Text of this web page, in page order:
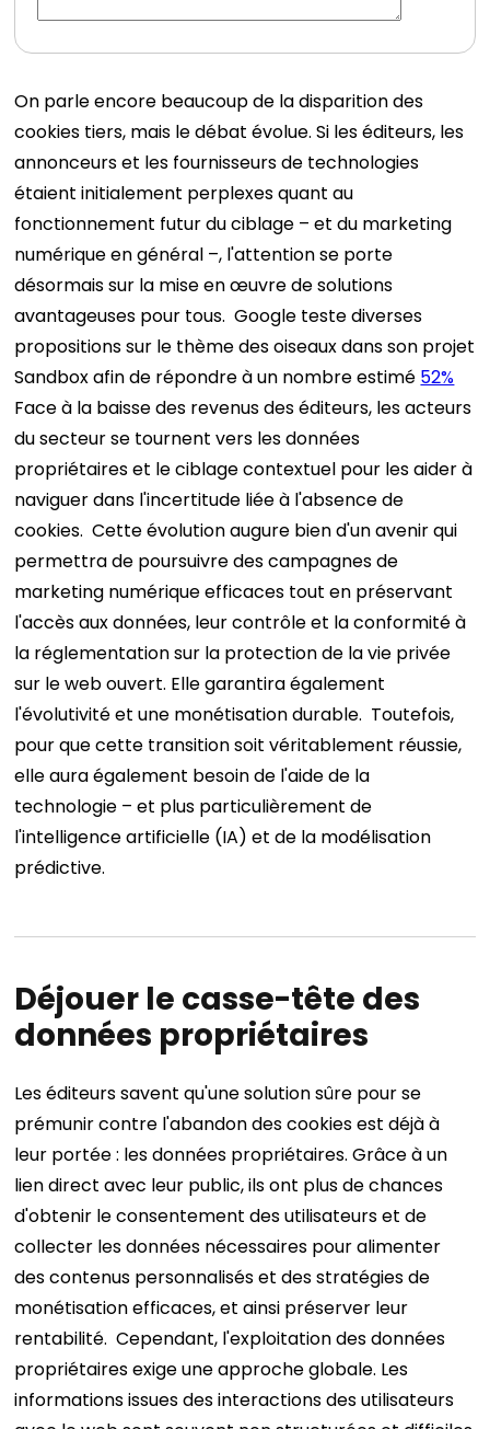
On parle encore beaucoup de la disparition des
cookies tiers, mais le débat évolue. Si les éditeurs, les
annonceurs et les fournisseurs de technologies
étaient initialement perplexes quant au
fonctionnement futur du ciblage – et du marketing
numérique en général –, l'attention se porte
désormais sur la mise en œuvre de solutions
avantageuses pour tous. Google teste diverses
propositions sur le thème des oiseaux dans son projet
Sandbox afin de répondre à un nombre estimé 52%
Face à la baisse des revenus des éditeurs, les acteurs
du secteur se tournent vers les données
propriétaires et le ciblage contextuel pour les aider à
naviguer dans l'incertitude liée à l'absence de
cookies. Cette évolution augure bien d'un avenir qui
permettra de poursuivre des campagnes de
marketing numérique efficaces tout en préservant
l'accès aux données, leur contrôle et la conformité à
la réglementation sur la protection de la vie privée
sur le web ouvert. Elle garantira également
l'évolutivité et une monétisation durable. Toutefois,
pour que cette transition soit véritablement réussie,
elle aura également besoin de l'aide de la
technologie – et plus particulièrement de
l'intelligence artificielle (IA) et de la modélisation
prédictive.
Déjouer le casse-tête des
données propriétaires
Les éditeurs savent qu'une solution sûre pour se
prémunir contre l'abandon des cookies est déjà à
leur portée : les données propriétaires. Grâce à un
lien direct avec leur public, ils ont plus de chances
d'obtenir le consentement des utilisateurs et de
collecter les données nécessaires pour alimenter
des contenus personnalisés et des stratégies de
monétisation efficaces, et ainsi préserver leur
rentabilité. Cependant, l'exploitation des données
propriétaires exige une approche globale. Les
informations issues des interactions des utilisateurs